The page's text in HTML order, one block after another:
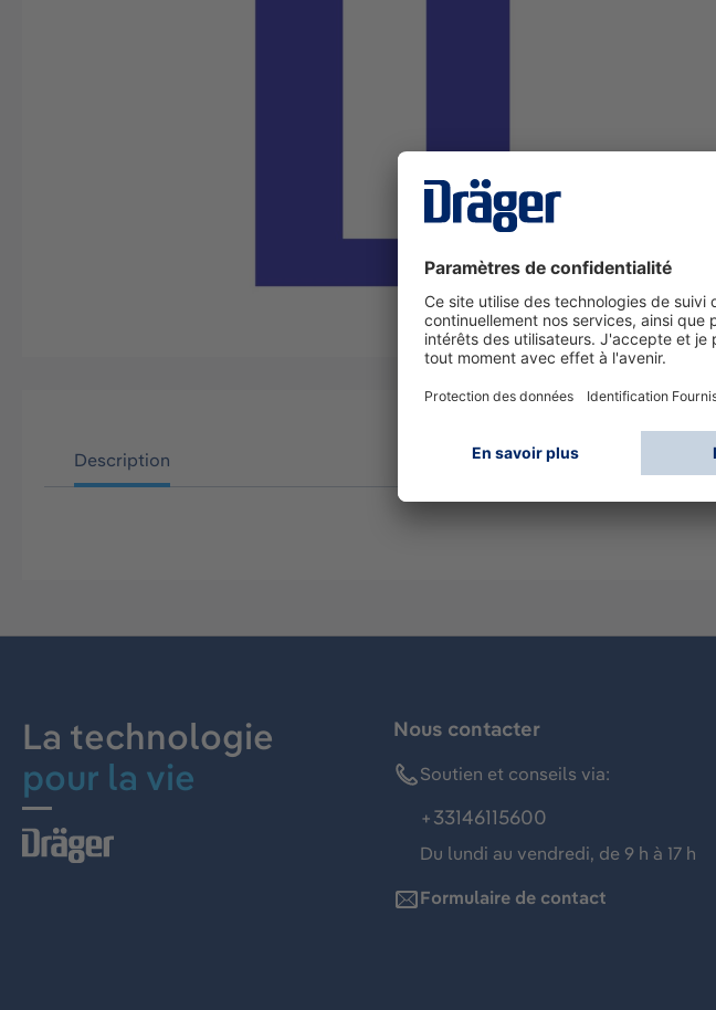
Description
La technologie
pour la vie
Nous contacter
Soutien et conseils via:
+33146115600
Du lundi au vendredi, de 9 h à 17 h
Formulaire de contact